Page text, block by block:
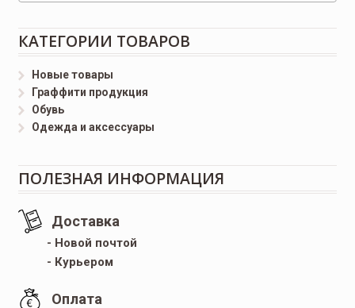
КАТЕГОРИИ ТОВАРОВ
Новые товары
Граффити продукция
Обувь
Одежда и аксессуары
ПОЛЕЗНАЯ ИНФОРМАЦИЯ
Доставка
- Новой почтой
- Курьером
Оплата